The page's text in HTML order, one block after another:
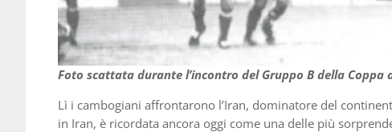
Foto scattata durante l’incontro del Gruppo B della Coppa
Lì i cambogiani affrontarono l’Iran, dominatore del
in Iran, è ricordata ancora oggi come una delle più